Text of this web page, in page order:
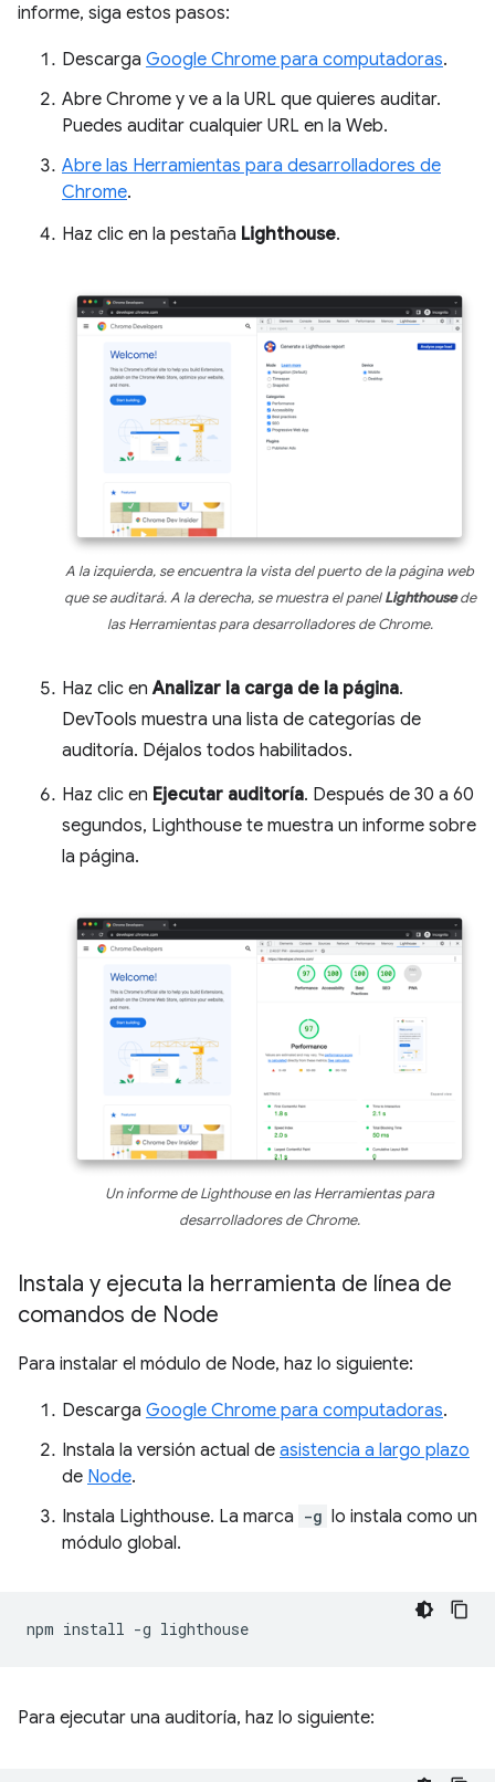
informe, siga estos pasos:
Descarga Google Chrome para computadoras.
Abre Chrome y ve a la URL que quieres auditar.
Puedes auditar cualquier URL en la Web.
Abre las Herramientas para desarrolladores de
Chrome.
Haz clic en la pestaña Lighthouse.
A la izquierda, se encuentra la vista del puerto de la página web
que se auditará. A la derecha, se muestra el panelLighthousede
las Herramientas para desarrolladores de Chrome.
Haz clic enAnalizar la carga de la página.
DevTools muestra una lista de categorías de
auditoría. Déjalos todos habilitados.
Haz clic en Ejecutar auditoría. Después de 30 a 60
segundos, Lighthouse te muestra un informe sobre
la página.
Un informe de Lighthouse en las Herramientas para
desarrolladores de Chrome.
Instala y ejecuta la herramienta de línea de
comandos de Node
Para instalar el módulo de Node, haz lo siguiente:
Descarga Google Chrome para computadoras.
Instala la versión actual de asistencia a largo plazo
de Node.
Instala Lighthouse. La marca -g lo instala como un
módulo global.
npm install -g
Para ejecutar una auditoría, haz lo siguiente: